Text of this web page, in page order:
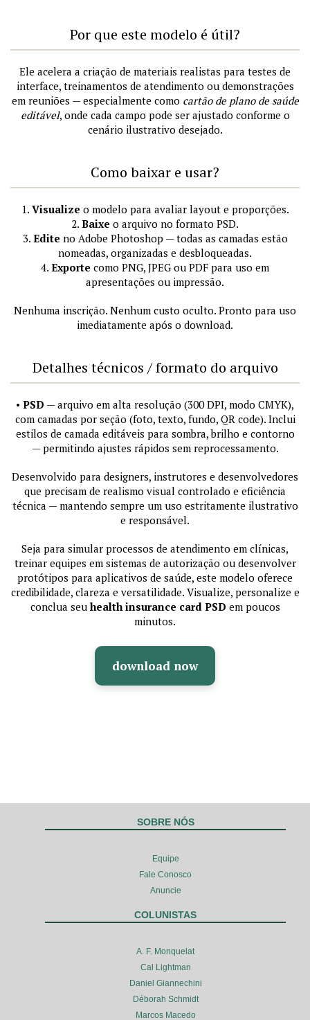
Por que este modelo é útil?
Ele acelera a criação de materiais realistas para testes de
interface, treinamentos de atendimento ou demonstrações
em reuniões — especialmente como cartão de plano de saúde
editável, onde cada campo pode ser ajustado conforme o
cenário ilustrativo desejado.
Como baixar e usar?
1. Visualize o modelo para avaliar layout e proporções.
2. Baixe o arquivo no formato PSD.
3. Edite no Adobe Photoshop — todas as camadas estão
nomeadas, organizadas e desbloqueadas.
4. Exporte como PNG, JPEG ou PDF para uso em
apresentações ou impressão.
Nenhuma inscrição. Nenhum custo oculto. Pronto para uso
imediatamente após o download.
Detalhes técnicos / formato do arquivo
• PSD — arquivo em alta resolução (300 DPI, modo CMYK),
com camadas por seção (foto, texto, fundo, QR code). Inclui
estilos de camada editáveis para sombra, brilho e contorno
— permitindo ajustes rápidos sem reprocessamento.
Desenvolvido para designers, instrutores e desenvolvedores
que precisam de realismo visual controlado e eficiência
técnica — mantendo sempre um uso estritamente ilustrativo
e responsável.
Seja para simular processos de atendimento em clínicas,
treinar equipes em sistemas de autorização ou desenvolver
protótipos para aplicativos de saúde, este modelo oferece
credibilidade, clareza e versatilidade. Visualize, personalize e
conclua seu health insurance card PSD em poucos
minutos.
download now
SOBRE NÓS
Equipe
Fale Conosco
Anuncie
COLUNISTAS
A. F. Monquelat
Cal Lightman
Daniel Giannechini
Déborah Schmidt
Marcos Macedo